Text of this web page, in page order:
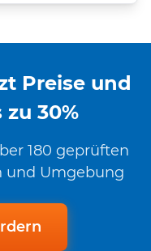
Preise und
30%
180 geprüften
und Umgebung